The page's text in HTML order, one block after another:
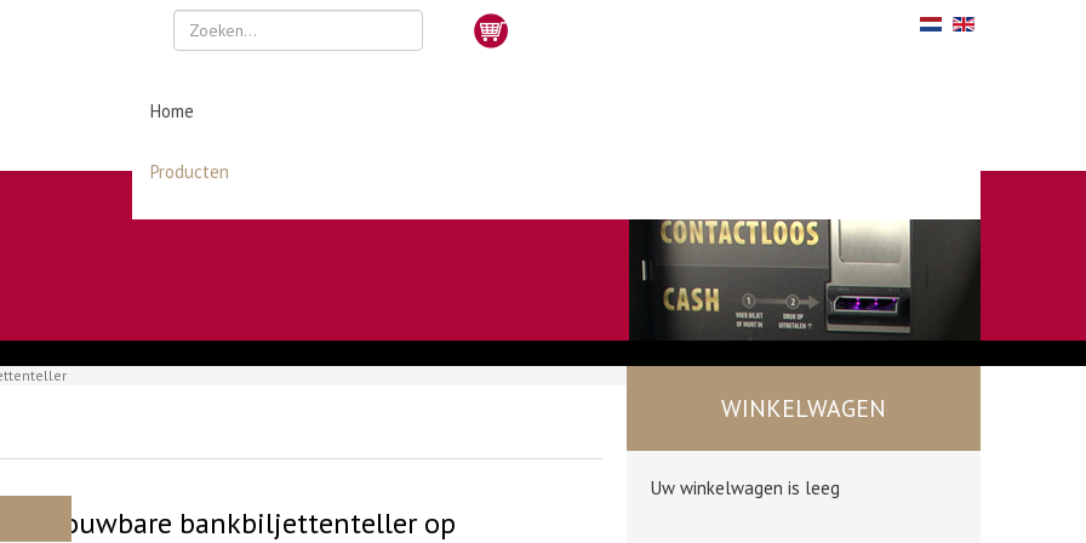
Home
Producten
Betrouwbare bankbiljettenteller op
WINKELWAGEN
Uw winkelwagen is leeg